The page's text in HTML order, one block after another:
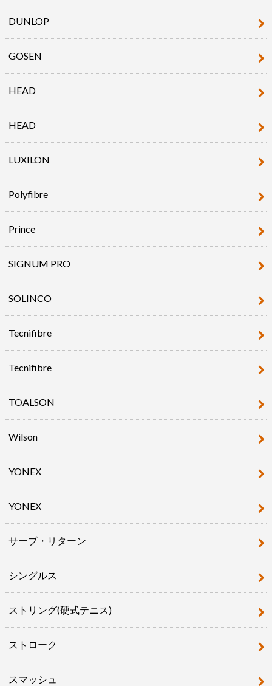
DUNLOP
GOSEN
HEAD
HEAD
LUXILON
Polyfibre
Prince
SIGNUM PRO
SOLINCO
Tecnifibre
Tecnifibre
TOALSON
Wilson
YONEX
YONEX
サーブ・リターン
シングルス
ストリング(硬式テニス)
ストローク
スマッシュ